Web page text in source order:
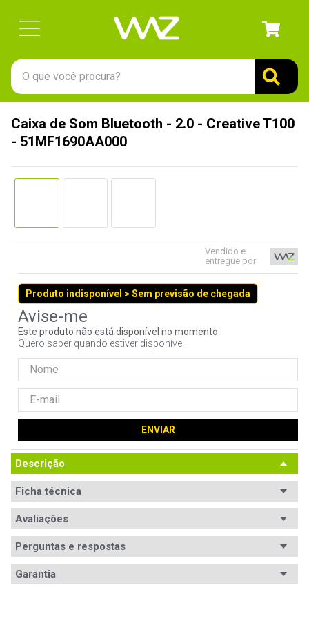
O que você procura?
Caixa de Som Bluetooth - 2.0 - Creative T100
- 51MF1690AA000
Vendido e
entregue por
Produto indisponível > Sem previsão de chegada
Este produto não está disponível no momento
Quero saber quando estiver disponível
ENVIAR
Descrição
Ficha técnica
Conteúdo da
embalagem
Canais de
áudio
2.0 Canais
Avaliações
Avaliações
Perguntas e respostas
Garantia
1º
gabinete
3º
ssd
5º
openbox
7º
jonsbo
8º
controle
noctua
10º fractal